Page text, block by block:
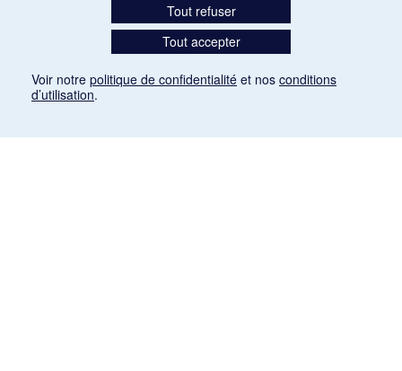
Tout refuser
Tout accepter
Voir notre politique de confidentialité et nos conditions
d’utilisation.